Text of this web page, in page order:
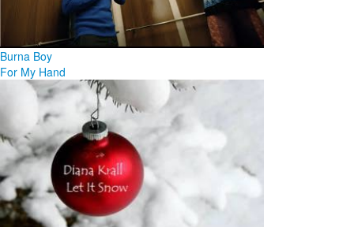
Burna Boy
For My Hand